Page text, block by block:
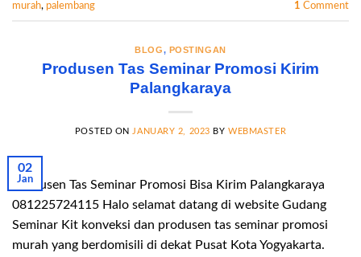
murah, palembang 1 Comment
BLOG, POSTINGAN
Produsen Tas Seminar Promosi Kirim
Palangkaraya
POSTED ON JANUARY 2, 2023 BYWEBMASTER
02
Jan
Produsen Tas Seminar Promosi Bisa Kirim Palangkaraya
081225724115 Halo selamat datang di website Gudang
Seminar Kit konveksi dan produsen tas seminar promosi
murah yang berdomisili di dekat Pusat Kota Yogyakarta.